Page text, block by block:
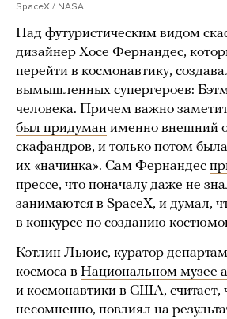
SpaceX / NASA
Над футуристическим видом
дизайнер Хосе Фернандес,
перейти в космонавтику,
вымышленных супергероев:
человека. Причем важно
был придуман именно внешний
скафандров, и только потом
их «начинка». Сам Фернандес
прессе, что поначалу даже не
занимаются в SpaceX, и думал,
в конкурсе по созданию
Кэтлин Льюис, куратор
космоса в Национальном музее
и космонавтики в США, считает,
несомненно, повлиял на